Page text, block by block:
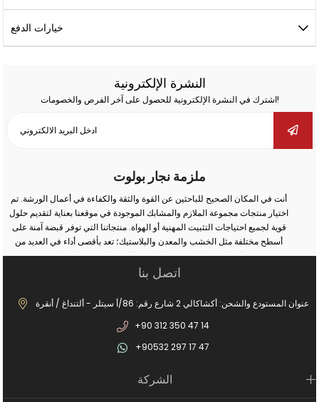
خيارات الدفع
النشرة الإلكترونية
اشترك في النشرة الإلكترونية للحصول على آخر الفرص والخصومات!
ملزمة نجار بولوت
أنت في المكان الصحيح للباحثين عن القوة والثقة والكفاءة في أعمال الورشة. تم
اختيار منتجات مجموعة الملازم والمشابك الموجودة في موقعنا بعناية لتقديم حلول
قوية لجميع احتياجات التثبيت المهنية أو الهواة. منتجاتنا التي توفر قبضة آمنة على
أسطح مختلفة مثل الخشب والمعدن والبلاستيك؛ تعد بأقصى أداء في العديد من
المجالات مثل النجارة واللحام والثقب والتجميع والإصلاح.
سواء كنت تقوم بأعمال صناعية واسعة النطاق أو إصلاحات بسيطة في المنزل؛
مجموعة منتجاتنا الواسعة من الملازم المطروقة إلى ملازم المثقاب، ومن ملازم
السكك الحديدية إلى ملازم صانع الغلايات، يمكنك العثور على بدائل مناسبة لكل
مجال استخدام. بفضل أنظمة الفتح والإغلاق السريعة، والحلول من نوع الخطاف،
والهياكل المصبوبة طويلة الأمد، وهياكل الفكوك غير القابلة للانزلاق، ستصبح أعمالك
الأجزاء الثابتة بأمان في عمليات الإنتاج. العديد من المنتجات التفصيلية من
اتصل بنا
عنوان المستودع والشحن: أكشاكالي 2 شارع رقم: 86/أ سيتلر - ألتنداغ / أنقرة
+90 312 350 47 14
+90532 297 17 47
الشركة